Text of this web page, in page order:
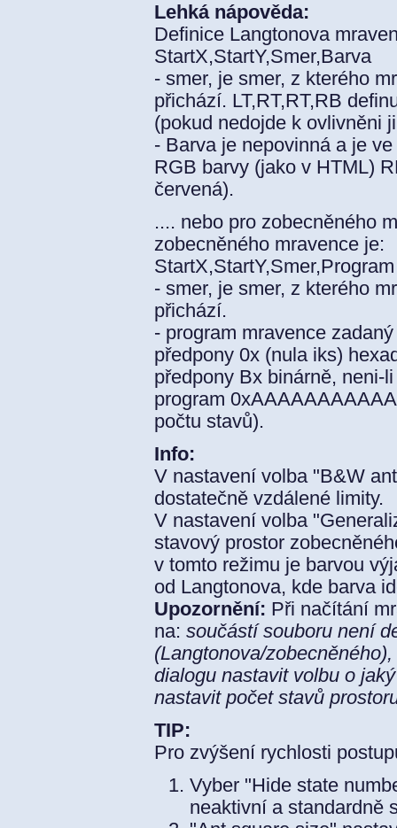
Lehká nápověda:
Definice Langtonova
StartX,StartY,Smer,Barva
- smer, je smer, z kterého
přichází. LT,RT,RT,RB
(pokud nedojde k ovlivněni
- Barva je nepovinná a je
RGB barvy (jako v HTML)
červená).
.... nebo pro zobecněného
zobecněného mravence je:
StartX,StartY,Smer,Program
- smer, je smer, z kterého
přichází.
- program mravence
předpony 0x (nula iks)
předpony Bx binárně, neni-
program
počtu stavů).
Info:
V nastavení volba "B&W
dostatečně vzdálené limity.
V nastavení volba
stavový prostor
v tomto režimu je barvou
od Langtonova, kde barva
Upozornění: Při načítání
na: součástí souboru není
(Langtonova/
dialogu nastavit volbu o
nastavit počet stavů
TIP:
Pro zvýšení rychlosti
Vyber "Hide state
neaktivní a standardně